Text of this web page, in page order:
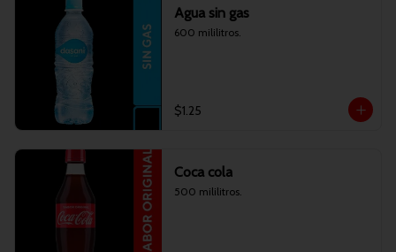
Agua sin gas
600 mililitros.
$1.25
Coca cola
500 mililitros.